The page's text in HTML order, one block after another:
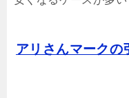
アリさんマークの